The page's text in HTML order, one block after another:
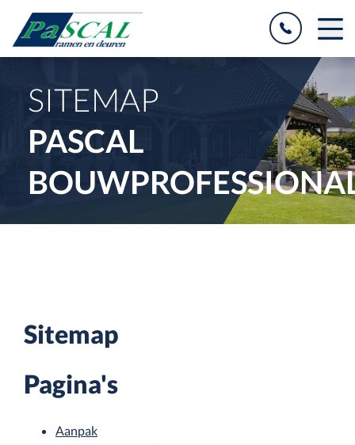
SITEMAP
PASCAL
Sitemap
Pagina's
Aanpak